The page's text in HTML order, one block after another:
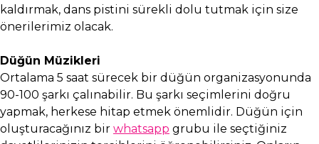
kaldırmak, dans pistini sürekli dolu tutmak için size
önerilerimiz olacak.
Düğün Müzikleri
Ortalama 5 saat sürecek bir düğün organizasyonunda
90-100 şarkı çalınabilir. Bu şarkı seçimlerini doğru
yapmak, herkese hitap etmek önemlidir. Düğün için
oluşturacağınız bir whatsapp grubu ile seçtiğiniz